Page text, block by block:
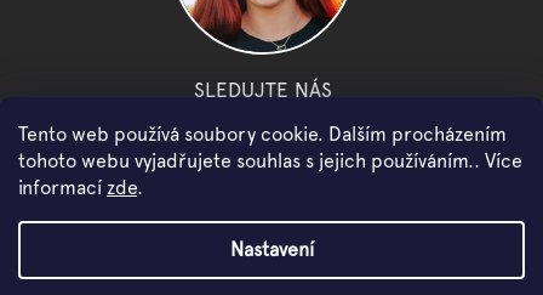
Tento web používá soubory cookie. Dalším procházením
tohoto webu vyjadřujete souhlas s jejich používáním.. Více
informací zde.
Nastavení
SLEDUJTE NÁS
facebook instagram youtube